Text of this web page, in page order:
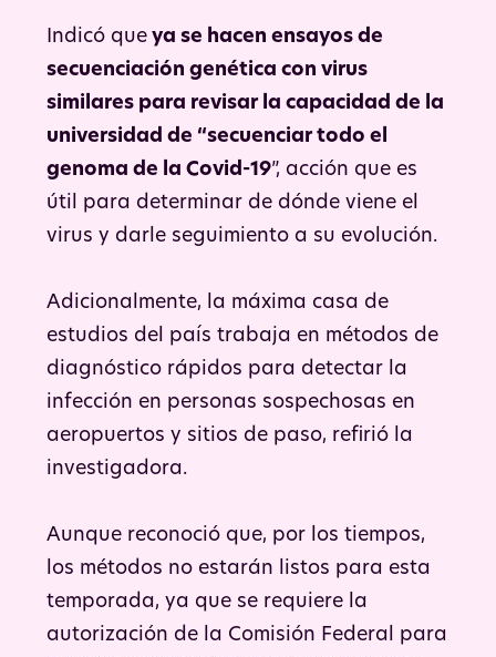
Indicó que ya se hacen ensayos de
secuenciación genética con virus
similares para revisar la capacidad de la
universidad de “secuenciar todo el
genoma de la Covid-19”, acción que es
útil para determinar de dónde viene el
virus y darle seguimiento a su evolución.
Adicionalmente, la máxima casa de
estudios del país trabaja en métodos de
diagnóstico rápidos para detectar la
infección en personas sospechosas en
aeropuertos y sitios de paso, refirió la
investigadora.
Aunque reconoció que, por los tiempos,
los métodos no estarán listos para esta
temporada, ya que se requiere la
autorización de la Comisión Federal para